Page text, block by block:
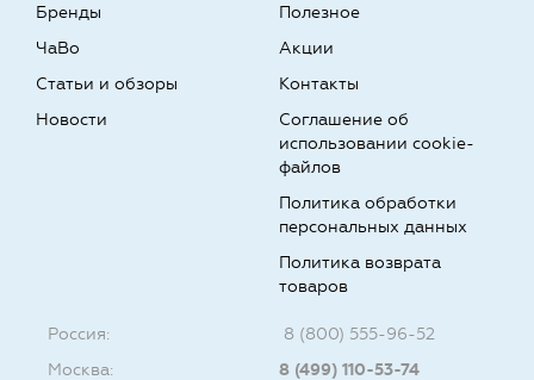
Бренды
Полезное
ЧаВо
Статьи и обзоры
Новости
Акции
Контакты
Соглашение об
использовании cookie-
файлов
Политика обработки
персональных данных
Политика возврата
товаров
Россия:
8 (800) 555-96-52
Москва:
8 (499) 110-53-74